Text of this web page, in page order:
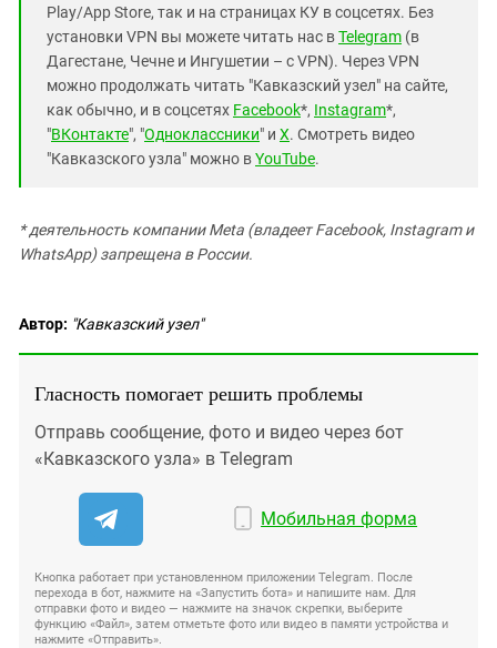
Play/App Store, так и на страницах КУ в соцсетях. Без
установки VPN вы можете читать нас вTelegram (в
Дагестане, Чечне и Ингушетии – с VPN). Через VPN
можно продолжать читать "Кавказский узел" на сайте,
как обычно, и в соцсетях Facebook*, Instagram*,
"ВКонтакте", "Одноклассники" и X. Смотреть видео
"Кавказского узла" можно вYouTube.
* деятельность компании Meta (владеет Facebook, Instagram и
WhatsApp) запрещена в России.
Автор: "Кавказский узел"
Гласность помогает решить проблемы
Отправь сообщение, фото и видео через бот
«Кавказского узла» в Telegram
Мобильная форма
Кнопка работает при установленном приложении Telegram. После
перехода в бот, нажмите на «Запустить бота» и напишите нам. Для
отправки фото и видео — нажмите на значок скрепки, выберите
функцию «Файл», затем отметьте фото или видео в памяти устройства и
нажмите «Отправить».